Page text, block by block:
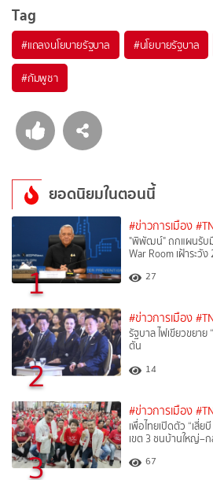
Tag
#แถลงนโยบายรัฐบาล #นโยบายรัฐบาล
#กัมพูชา
ยอดนิยมในตอนนี้
1
#ข่าวการเมือง
"พิพัฒน์" ถกแผนรับ
War Room เฝ้าระวัง
27
2
#ข่าวการเมือง
รัฐบาล ไฟเขียวขยา
ตัน
14
3
#ข่าวการเมือง
เพื่อไทยเปิดตัว “เสี่
เขต 3 ชนบ้านใหญ่–ก
67